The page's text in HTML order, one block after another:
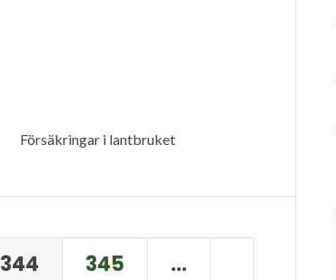
Försäkringar i lantbruket
344 345
…